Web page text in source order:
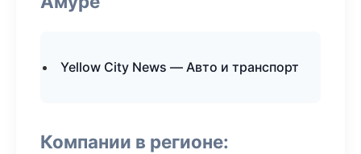
Yellow City News — Авто и транспорт
Компании в регионе: